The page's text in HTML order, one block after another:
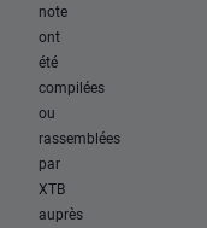
note
ont
été
compilées
ou
rassemblées
par
XTB
auprès